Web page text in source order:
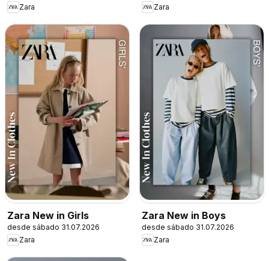
Zara Zara
Zara New in Girls
desde sábado 31.07.2026
Zara
Zara New in Boys
desde sábado 31.07.2026
Zara